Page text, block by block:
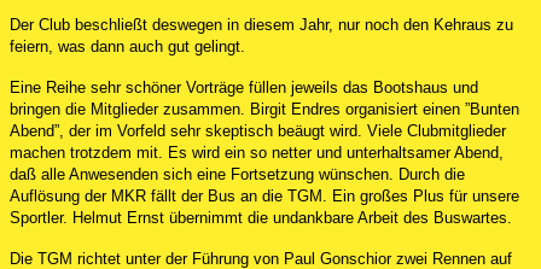
Der Club beschließt deswegen in diesem Jahr, nur noch den Kehraus zu
feiern, was dann auch gut gelingt.
Eine Reihe sehr schöner Vorträge füllen jeweils das Bootshaus und
bringen die Mitglieder zusammen. Birgit Endres organisiert einen ”Bunten
Abend”, der im Vorfeld sehr skeptisch beäugt wird. Viele Clubmitglieder
machen trotzdem mit. Es wird ein so netter und unterhaltsamer Abend,
daß alle Anwesenden sich eine Fortsetzung wünschen. Durch die
Auflösung der MKR fällt der Bus an die TGM. Ein großes Plus für unsere
Sportler. Helmut Ernst übernimmt die undankbare Arbeit des Buswartes.
Die TGM richtet unter der Führung von Paul Gonschior zwei Rennen auf